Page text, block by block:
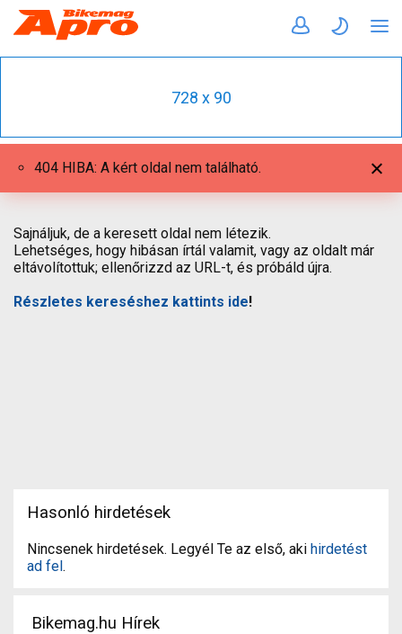
728 x 90
404 HIBA: A kért oldal nem található.
Sajnáljuk, de a keresett oldal nem létezik.
Lehetséges, hogy hibásan írtál valamit, vagy az oldalt már
eltávolítottuk; ellenőrizzd az URL-t, és próbáld újra.
Részletes kereséshez kattints ide!
Hasonló hirdetések
Nincsenek hirdetések. Legyél Te az első, aki hirdetést
ad fel.
Bikemag.hu Hírek